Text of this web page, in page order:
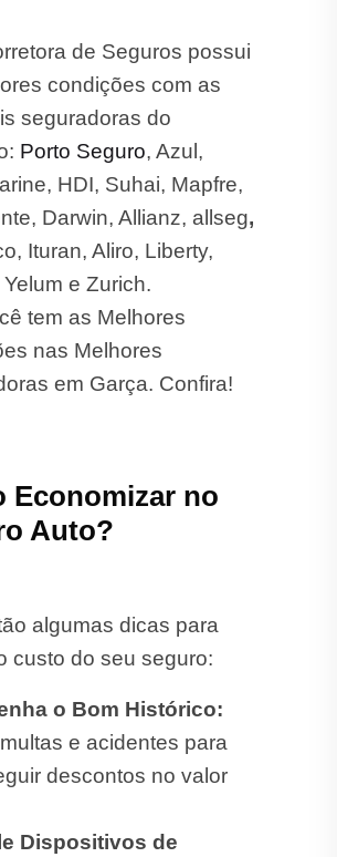
condições com as
seguradoras do
Porto Seguro , Azul,
HDI, Suhai, Mapfre,
Darwin, Allianz, allseg
Ituran, Aliro, Liberty,
e Zurich.
tem as Melhores
nas Melhores
em Garça. Confira!
Auto?
custo do seu seguro:
o Bom Histórico:
e acidentes para
descontos no valor
Dispositivos de
Alarmes e